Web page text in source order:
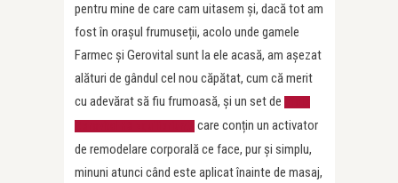
pentru mine de care cam uitasem și, dacă tot am
fost în orașul frumuseții, acolo unde gamele
Farmec și Gerovital sunt la ele acasă, am așezat
alături de gândul cel nou căpătat, cum că merit
cu adevărat să fiu frumoasă, și un set de
care conțin un activator
de remodelare corporală ce face, pur și simplu,
minuni atunci când este aplicat înainte de masaj,